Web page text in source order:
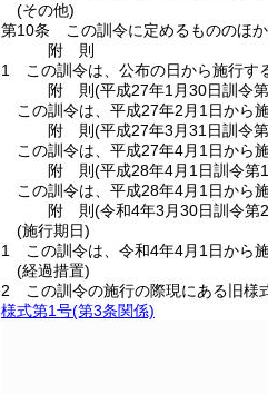
(その他)
第10条
この訓令に定めるもののほ
附 則
1
この訓令は、公布の日から施行す
附 則(平成27年1月30日訓令
この訓令は、平成27年2月1日から施
附 則(平成27年3月31日訓令
この訓令は、平成27年4月1日から施
附 則(平成28年4月1日訓令第
この訓令は、平成28年4月1日から施
附 則(令和4年3月30日訓令第
(施行期日)
1
この訓令は、令和4年4月1日から施
(経過措置)
2
この訓令の施行の際現にある旧様
様式第1号(第3条関係)